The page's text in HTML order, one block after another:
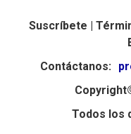
Suscríbete |
Contáctanos:
Todos los